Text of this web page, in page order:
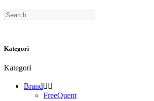
Search
Kategori
Kategori
Brand 
FreeQuent